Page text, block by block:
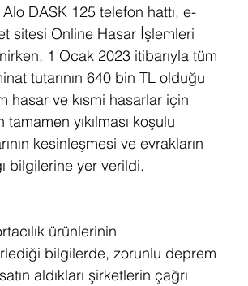
DASK 125 telefon hattı, e-
sitesi Online Hasar İşlemleri
1 Ocak 2023 itibarıyla tüm
tutarının 640 bin TL olduğu
hasar ve kısmi hasarlar için
yıkılması koşulu
kesinleşmesi ve evrakların
bilgilerine yer verildi.
ürünlerinin
bilgilerde, zorunlu deprem
aldıkları şirketlerin çağrı